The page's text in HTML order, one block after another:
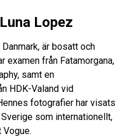
Lopez
är bosatt och
examen från Fatamorgana,
samt en
HDK-Valand vid
fotografier har visats
som internationellt,